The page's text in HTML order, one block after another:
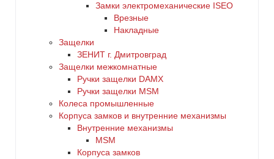
Замки электромеханические ISEO
Врезные
Накладные
Защелки
ЗЕНИТ г. Дмитровград
Защелки межкомнатные
Ручки защелки DAMX
Ручки защелки MSM
Колеса промышленные
Корпуса замков и внутренние механизмы
Внутренние механизмы
MSM
Корпуса замков